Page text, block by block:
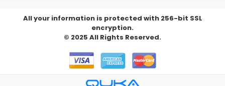
All your information is protected with 256-bit SSL
encryption.
© 2025 All Rights Reserved.